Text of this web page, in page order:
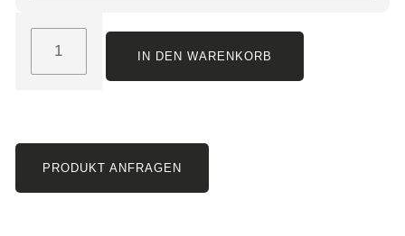
IN DEN WARENKORB
PRODUKT ANFRAGEN